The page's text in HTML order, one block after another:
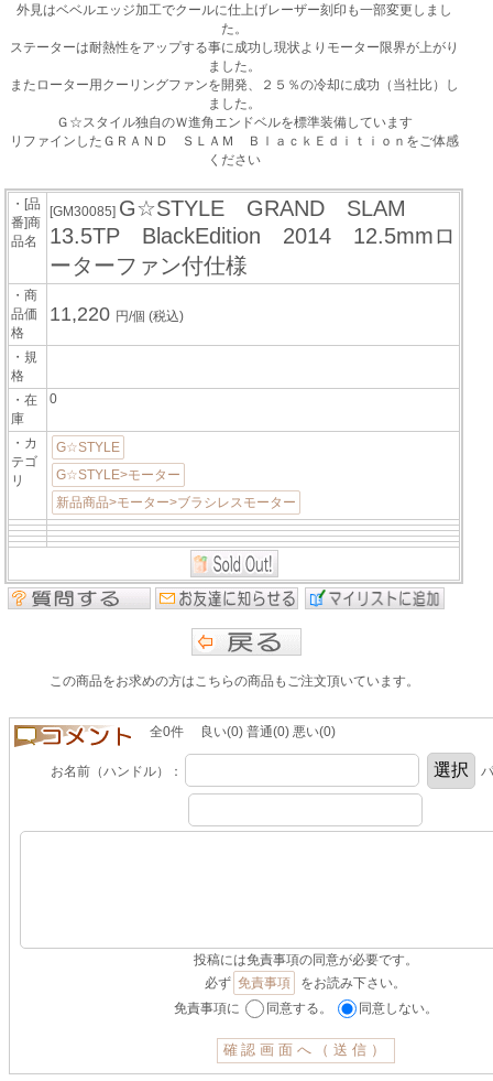
外見はベベルエッジ加工でクールに仕上げレーザー刻印も一部変更しまし
た。
ステーターは耐熱性をアップする事に成功し現状よりモーター限界が上がり
ました。
またローター用クーリングファンを開発、２５％の冷却に成功（当社比）し
ました。
Ｇ☆スタイル独自のＷ進角エンドベルを標準装備しています
リファインしたＧＲＡＮＤ ＳＬＡＭ ＢｌａｃｋＥｄｉｔｉｏｎをご体感
ください
・[品
番]商
品名
[GM30085] G☆STYLE GRAND SLAM
13.5TP BlackEdition 2014 12.5mmロ
ーターファン付仕様
・商
品価
格
11,220 円/個(税込)
・規
格
・在
庫
0
・カ
テゴ
リ
G☆STYLE
G☆STYLE>モーター
新品商品>モーター>ブラシレスモーター
この商品をお求めの方はこちらの商品もご注文頂いています。
全0件 良い(0) 普通(0) 悪い(0)
お名前（ハンドル）：
投稿には免責事項の同意が必要です。
必ず 免責事項
をお読み下さい。
免責事項に
同意する。 同意しない。